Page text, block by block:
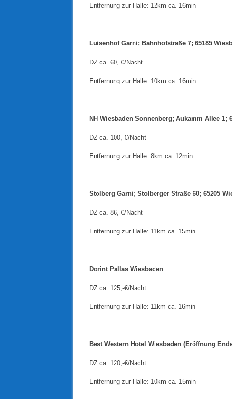
Entfernung zur Halle: 12km ca. 16min
Luisenhof Garni; Bahnhofstraße 7; 65185
DZ ca. 60,-€/Nacht
Entfernung zur Halle: 10km ca. 16min
NH Wiesbaden Sonnenberg; Aukamm Allee 1;
DZ ca. 100,-€/Nacht
Entfernung zur Halle: 8km ca. 12min
Stolberg Garni; Stolberger Straße 60; 65205
DZ ca. 86,-€/Nacht
Entfernung zur Halle: 11km ca. 15min
Dorint Pallas Wiesbaden
DZ ca. 125,-€/Nacht
Entfernung zur Halle: 11km ca. 16min
Best Western Hotel Wiesbaden (Eröffnung
DZ ca. 120,-€/Nacht
Entfernung zur Halle: 10km ca. 15min